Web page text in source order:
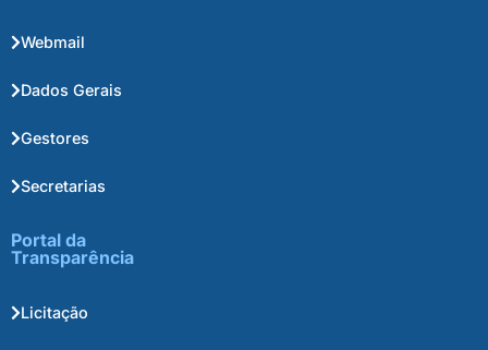
Webmail
Dados Gerais
Gestores
Secretarias
Portal da
Transparência
Licitação